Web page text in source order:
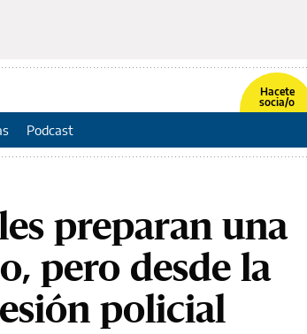
Hacete
socia/o
Podcast
preparan una
pero desde la
policial